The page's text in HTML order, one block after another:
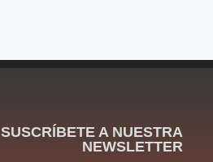
SUSCRÍBETE A NUESTRA
NEWSLETTER